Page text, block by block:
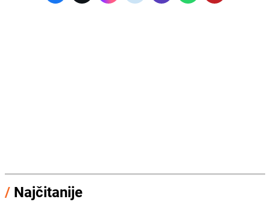
/ Najčitanije